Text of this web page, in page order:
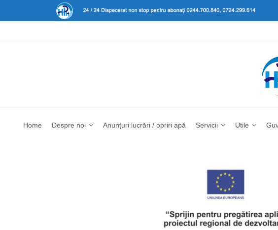
Home Despre noi Anunțuri lucrări / opriri apă Servicii Utile